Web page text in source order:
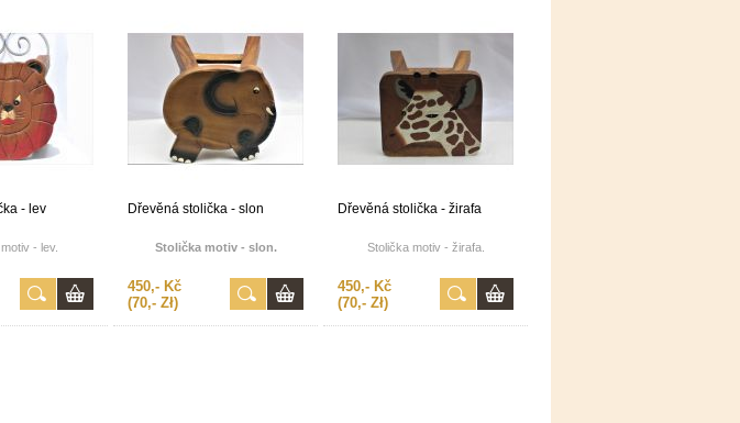
- lev
- lev.
Dřevěná stolička - slon
Stolička motiv - slon.
450,- Kč
(70,- Zł)
Dřevěná stolička - žirafa
Stolička motiv - žirafa.
450,- Kč
(70,- Zł)